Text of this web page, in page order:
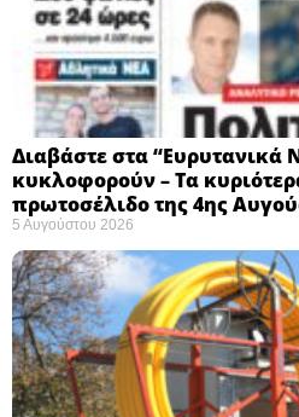
Διαβάστε στα “Ευρυτανικά
κυκλοφορούν – Τα
πρωτοσέλιδο της 4ης
5 Αυγούστου 2026